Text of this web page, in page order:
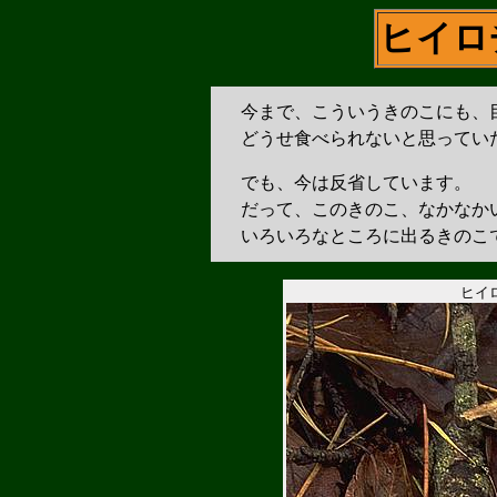
ヒイ
今まで、こういうきのこにも、
どうせ食べられないと思ってい
でも、今は反省しています。
だって、このきのこ、なかなか
いろいろなところに出るきのこ
ヒイ